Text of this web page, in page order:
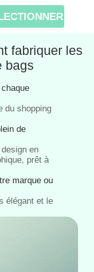
fabriquer les
bags
du shopping
de
en
prêt à
marque ou
élégant et le